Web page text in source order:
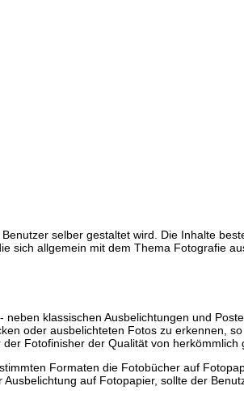
selber gestaltet wird. Die Inhalte
sich allgemein mit dem Thema Fotografie
klassischen Ausbelichtungen und
oder ausbelichteten Fotos zu erkennen,
Fotofinisher der Qualität von herkömmlich
Formaten die Fotobücher auf
auf Fotopapier, sollte der